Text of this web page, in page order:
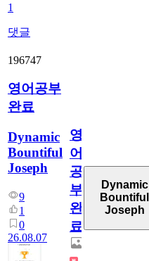
1
댓글
196747
영어공부
완료
Dynamic
Bountiful
Joseph
9
1
0
26.08.07
영
어
공
부
완
료
Dynamic
Bountiful
Joseph